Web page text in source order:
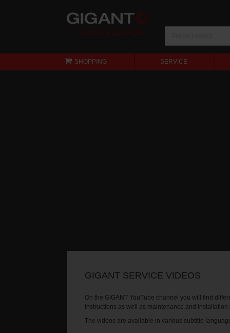
SHOPPING SERVICE
GIGANT SERVICE VIDEOS
On the GIGANT YouTube channel you will find
instructions as well as maintenance and
The videos are available in various subtitle